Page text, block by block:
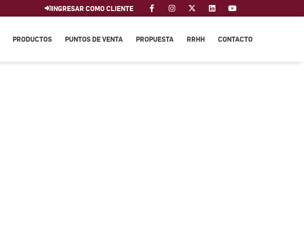
INGRESAR COMO CLIENTE
PRODUCTOS PUNTOS DE VENTA PROPUESTA RRHH CONTACTO